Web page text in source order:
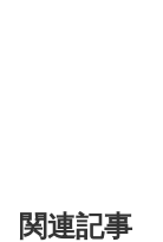
関連記事